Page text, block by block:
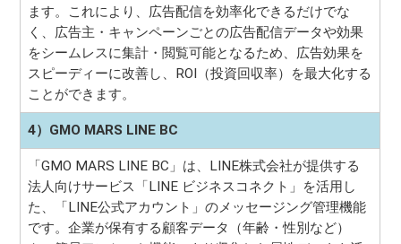
ます。これにより、広告配信を効率化できるだけでな
く、広告主・キャンペーンごとの広告配信データや効果
をシームレスに集計・閲覧可能となるため、広告効果を
スピーディーに改善し、ROI（投資回収率）を最大化する
ことができます。
4）GMO MARS LINE BC
「GMO MARS LINE BC」は、LINE株式会社が提供する
法人向けサービス「LINE ビジネスコネクト」を活用し
た、「LINE公式アカウント」のメッセージング管理機能
です。企業が保有する顧客データ（年齢・性別など）